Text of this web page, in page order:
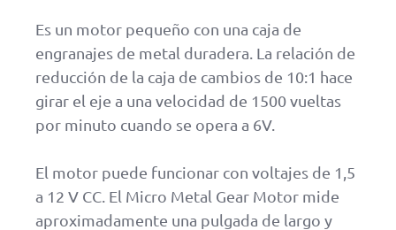
Es un motor pequeño con una caja de
engranajes de metal duradera. La relación de
reducción de la caja de cambios de 10:1 hace
girar el eje a una velocidad de 1500 vueltas
por minuto cuando se opera a 6V.
El motor puede funcionar con voltajes de 1,5
a 12 V CC. El Micro Metal Gear Motor mide
aproximadamente una pulgada de largo y